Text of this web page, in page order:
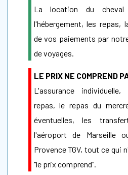
La location du cheval
l'hébergement, les repas,
de vos paiements par
de voyages.
LE PRIX NE COMPREND
L'assurance
repas, le repas du
éventuelles, les
l'aéroport de Marseille
Provence TGV, tout ce qui
"le prix comprend".